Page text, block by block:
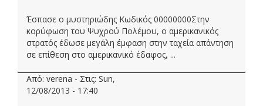
Έσπασε ο μυστηριώδης Κωδικός 00000000Στην
κορύφωση του Ψυχρού Πολέμου, ο αμερικανικός
στρατός έδωσε μεγάλη έμφαση στην ταχεία απάντηση
σε επίθεση στο αμερικανικό έδαφος, ...
Από: verena - Στις: Sun,
12/08/2013 - 17:40